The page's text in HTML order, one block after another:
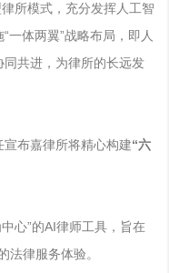
所模式，充分发挥人工智
一体两翼”战略布局，即人
共进，为律所的长远发
布嘉律所将精心构建“六
心”的AI律师工具，旨在
法律服务体验。